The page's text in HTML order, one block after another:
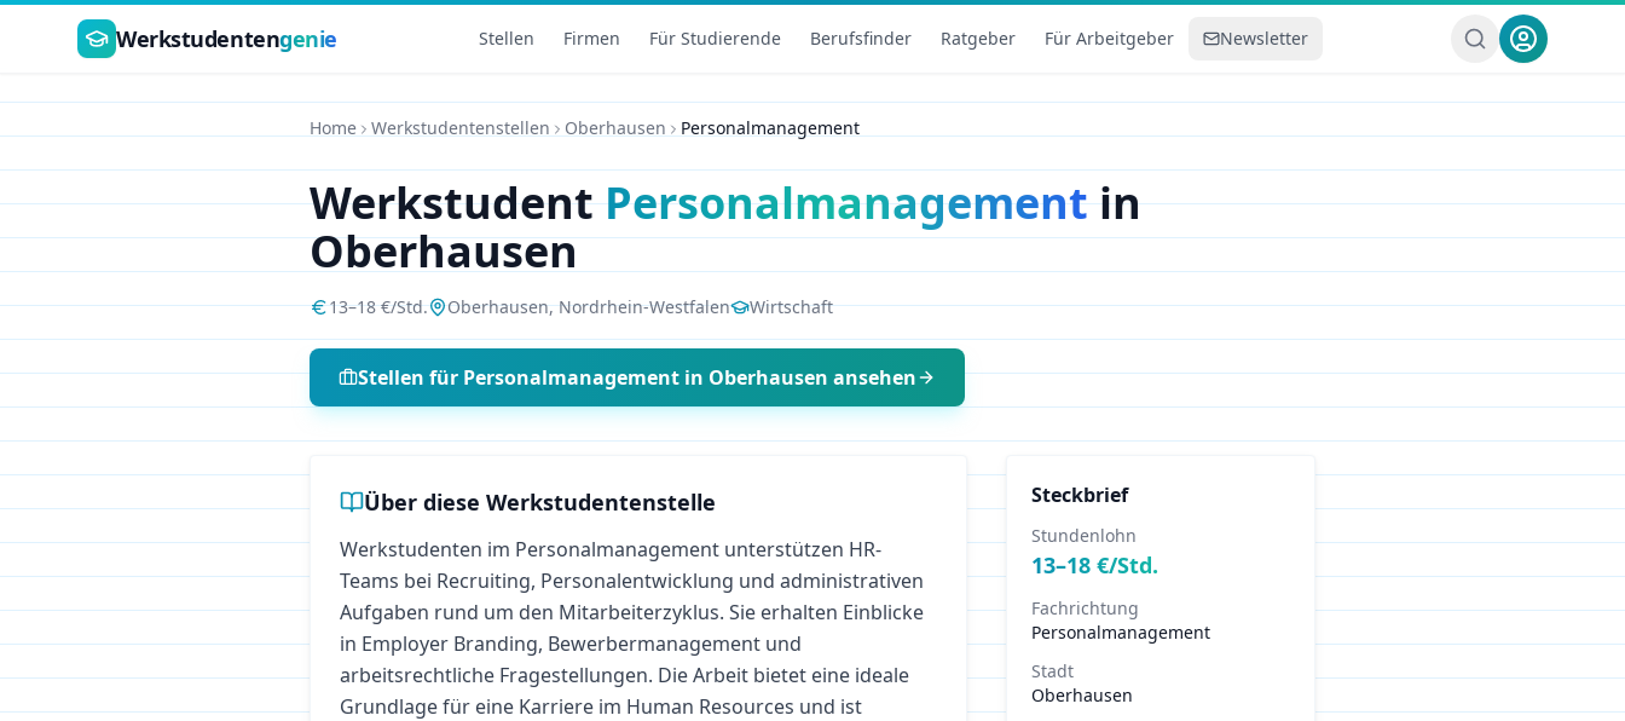
Zum Hauptinhalt springen
Werkstudentengenie Stellen Firmen Für Studierende Berufsfinder Ratgeber Für Arbeitgeber Newsletter
Home Werkstudentenstellen Oberhausen Personalmanagement
WerkstudentPersonalmanagementin
Oberhausen
13–18€/Std. Oberhausen,Nordrhein-Westfalen Wirtschaft
Stellen für Personalmanagement in Oberhausen ansehen
Über diese Werkstudentenstelle
Werkstudenten im Personalmanagement unterstützen HR-
Teams bei Recruiting, Personalentwicklung und administrativen
Aufgaben rund um den Mitarbeiterzyklus. Sie erhalten Einblicke
in Employer Branding, Bewerbermanagement und
arbeitsrechtliche Fragestellungen. Die Arbeit bietet eine ideale
Grundlage für eine Karriere im Human Resources und ist
Steckbrief
Stundenlohn
13–18 €/Std.
Fachrichtung
Personalmanagement
Stadt
Oberhausen